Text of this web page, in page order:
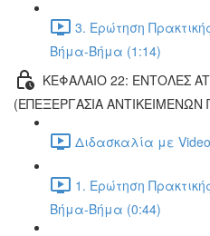
3. Ερώτηση
Βήμα-Βήμα (1:14)
ΚΕΦΑΛΑΙΟ 22: ΕΝΤΟΛΕΣ
(ΕΠΕΞΕΡΓΑΣΙΑ
Διδασκαλία με
1. Ερώτηση
Βήμα-Βήμα (0:44)